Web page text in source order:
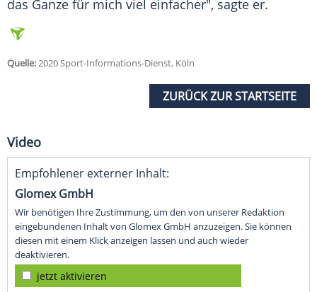
das Ganze für mich viel einfacher", sagte er.
Quelle:2020 Sport-Informations-Dienst, Köln
ZURÜCK ZUR STARTSEITE
Video
Empfohlener externer Inhalt:
Glomex GmbH
Wir benötigen Ihre Zustimmung, um den von unserer Redaktion
eingebundenen Inhalt von Glomex GmbH anzuzeigen. Sie können
diesen mit einem Klick anzeigen lassen und auch wieder
deaktivieren.
jetzt aktivieren